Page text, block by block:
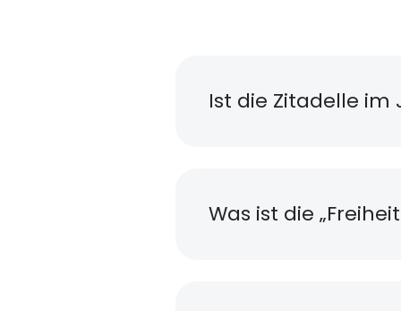
Ist die Zitadelle im
Was ist die